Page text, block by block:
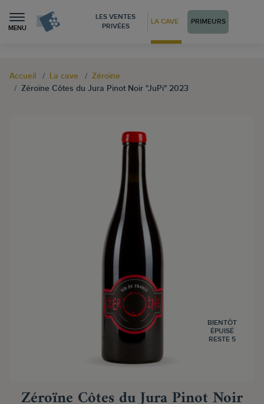
MENU
LES VENTES
PRIVÉES
LA CAVE PRIMEURS
Accueil La cave
Zéroïne
Zéroïne Côtes du Jura Pinot Noir "JuPi" 2023
BIENTÔT
ÉPUISÉ
RESTE 5
Zéroïne Côtes du Jura Pinot Noir